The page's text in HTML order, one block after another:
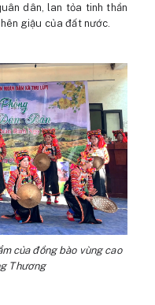
dân, lan tỏa tinh thần
giậu của đất nước.
của đồng bào vùng cao
Thương